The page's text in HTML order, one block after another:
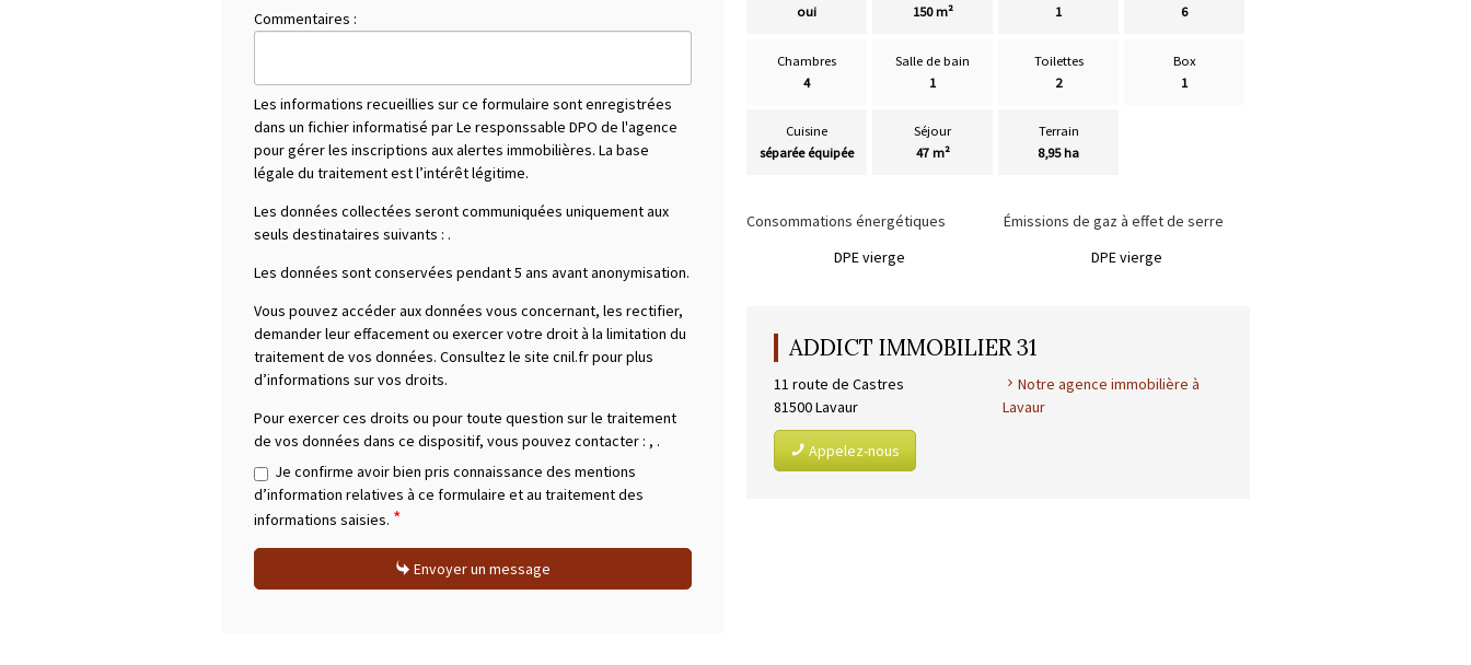
Commentaires :
Les informations recueillies sur ce formulaire sont enregistrées
dans un fichier informatisé par Le responssable DPO de l'agence
pour gérer les inscriptions aux alertes immobilières. La base
légale du traitement est l’intérêt légitime.
Les données collectées seront communiquées uniquement aux
seuls destinataires suivants : .
Les données sont conservées pendant 5 ans avant anonymisation.
Vous pouvez accéder aux données vous concernant, les rectifier,
demander leur effacement ou exercer votre droit à la limitation du
traitement de vos données. Consultez le site cnil.fr pour plus
d’informations sur vos droits.
Pour exercer ces droits ou pour toute question sur le traitement
de vos données dans ce dispositif, vous pouvez contacter : , .
Je confirme avoir bien pris connaissance des mentions
d’information relatives à ce formulaire et au traitement des
informations saisies. *
Envoyer un message
oui
150 m²
1
6
Chambres
4
Salle de bain
1
Toilettes
2
Box
1
Cuisine
séparée équipée
Séjour
47 m²
Terrain
8,95 ha
Consommations énergétiques
DPE vierge
Émissions de gaz à effet de serre
DPE vierge
ADDICT IMMOBILIER 31
11 route de Castres
81500Lavaur
Notre agence immobilière à
Lavaur
Appelez-nous